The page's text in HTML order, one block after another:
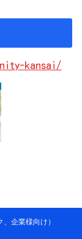
kansai/
企業様向け）